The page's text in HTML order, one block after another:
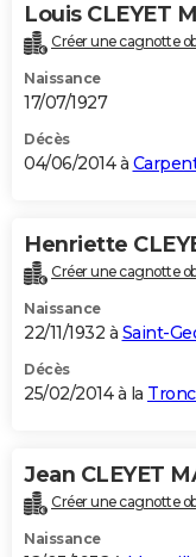
Louis CLEYET
Créer une cagnotte
Naissance
17/07/1927
Décès
04/06/2014 à
Henriette
Créer une cagnotte
Naissance
22/11/1932 à Saint-
Décès
25/02/2014 à la
Jean CLEYET
Créer une cagnotte
Naissance